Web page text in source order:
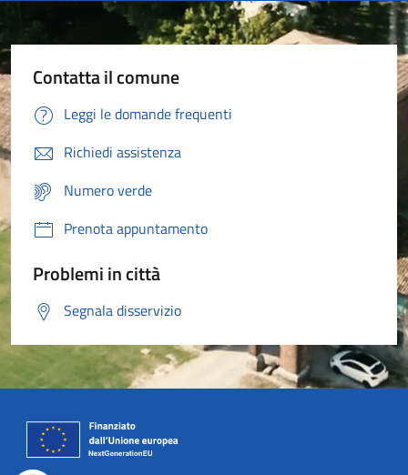
Contatta il comune
Leggi le domande frequenti
Richiedi assistenza
Numero verde
Prenota appuntamento
Problemi in città
Segnala disservizio